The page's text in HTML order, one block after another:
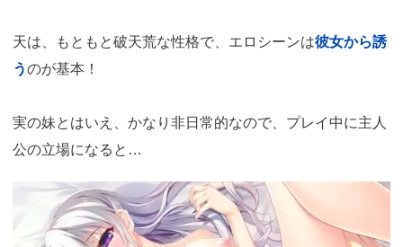
天は、もともと破天荒な性格で、エロシーンは彼女から誘
うのが基本！
実の妹とはいえ、かなり非日常的なので、プレイ中に主人
公の立場になると…